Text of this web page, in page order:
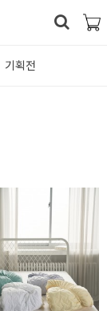
기획전